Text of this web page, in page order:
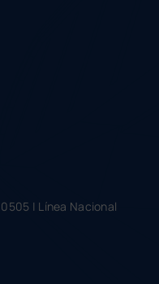
0505 | Línea Nacional